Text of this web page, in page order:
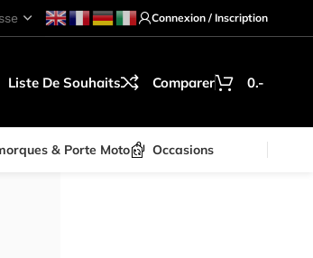
Connexion / Inscription
Liste De Souhaits Comparer 0.-
& Porte Moto Occasions